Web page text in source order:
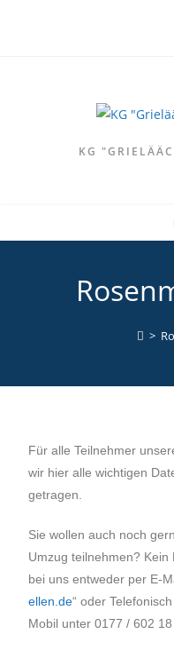
KG
>
Für alle Teilnehmer
wir hier alle wichtigen
getragen.
Sie wollen auch noch
Umzug teilnehmen?
bei uns entweder per E-
ellen.de“ oder
Mobil unter 0177 / 602 18